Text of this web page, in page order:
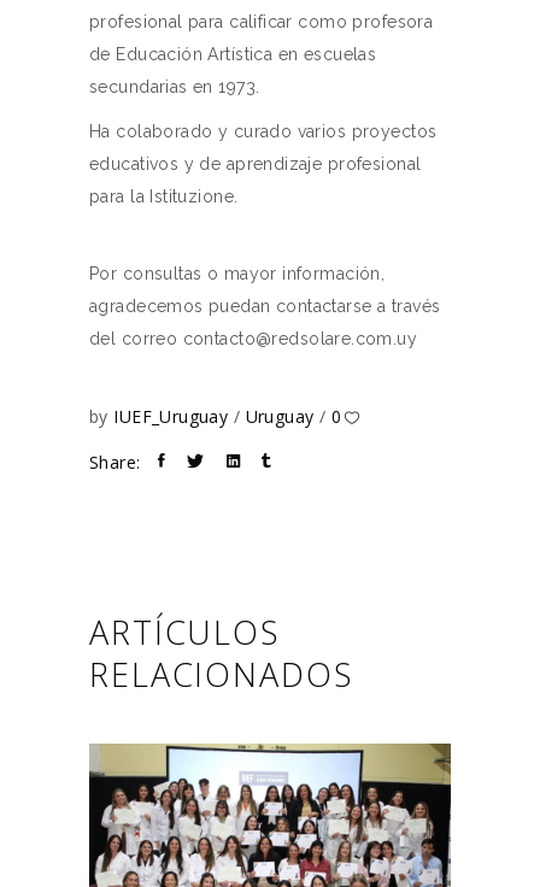
profesional para calificar como profesora
de Educación Artística en escuelas
secundarias en 1973.
Ha colaborado y curado varios proyectos
educativos y de aprendizaje profesional
para la Istituzione.
Por consultas o mayor información,
agradecemos puedan contactarse a través
del correo contacto@redsolare.com.uy
by IUEF_Uruguay Uruguay
0
Share:
ARTÍCULOS
RELACIONADOS